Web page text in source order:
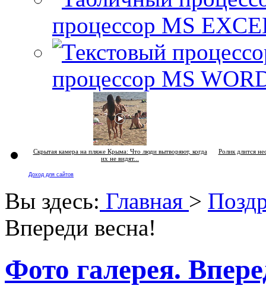
процессор MS
процессор MS
Скрытая камера на пляже Крыма: Что люди вытворяют, когда
их не видят...
Ролик длится
Доход для сайтов
Вы здесь: Главная >
Впереди весна!
Фото галерея.